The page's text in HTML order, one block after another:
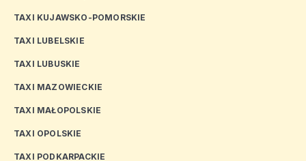
TAXI KUJAWSKO-POMORSKIE
TAXI LUBELSKIE
TAXI LUBUSKIE
TAXI MAZOWIECKIE
TAXI MAŁOPOLSKIE
TAXI OPOLSKIE
TAXI PODKARPACKIE